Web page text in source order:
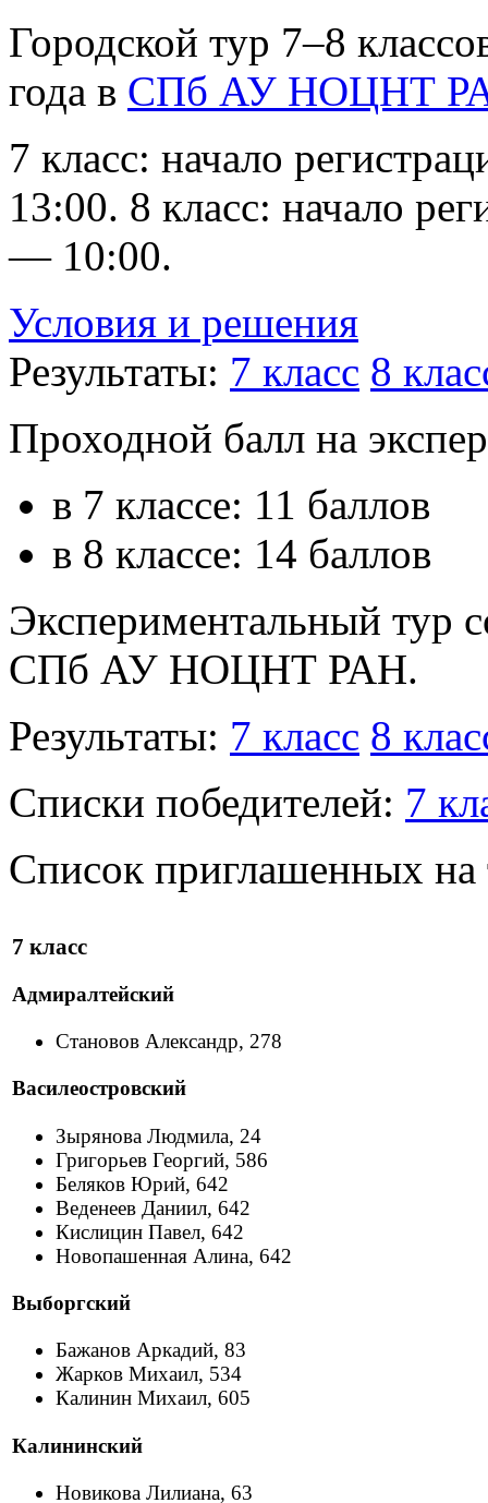
Городской тур 7–8
года в СПб АУ НОЦНТ
7 класс: начало
13:00. 8 класс: начало
— 10:00.
Условия и решения
Результаты: 7 класс 8
Проходной балл на
в 7 классе: 11 баллов
в 8 классе: 14 баллов
Экспериментальный тур
СПб АУ НОЦНТ РАН.
Результаты: 7 класс 8
Списки победителей: 7
Список приглашенных на
7 класс
Адмиралтейский
Становов Александр, 278
Василеостровский
Зырянова Людмила, 24
Григорьев Георгий, 586
Беляков Юрий, 642
Веденеев Даниил, 642
Кислицин Павел, 642
Новопашенная Алина, 642
Выборгский
Бажанов Аркадий, 83
Жарков Михаил, 534
Калинин Михаил, 605
Калининский
Новикова Лилиана, 63